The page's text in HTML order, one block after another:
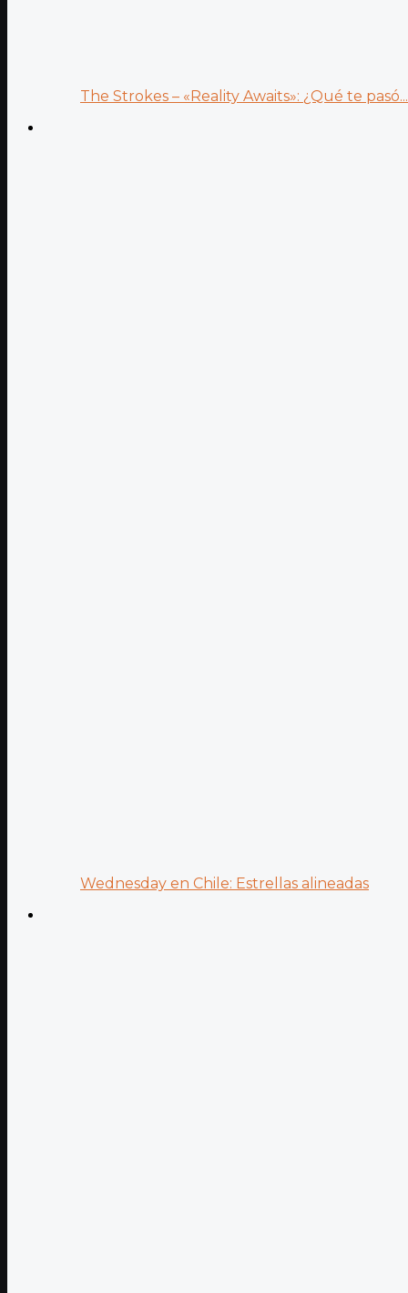
The Strokes – «Reality Awaits»: ¿Qué te pasó...
Wednesday en Chile: Estrellas alineadas